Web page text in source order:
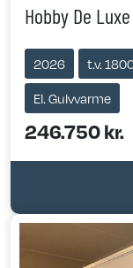
Hobby De
2026 t.v.
El. Gulvvarme
246.750 kr.